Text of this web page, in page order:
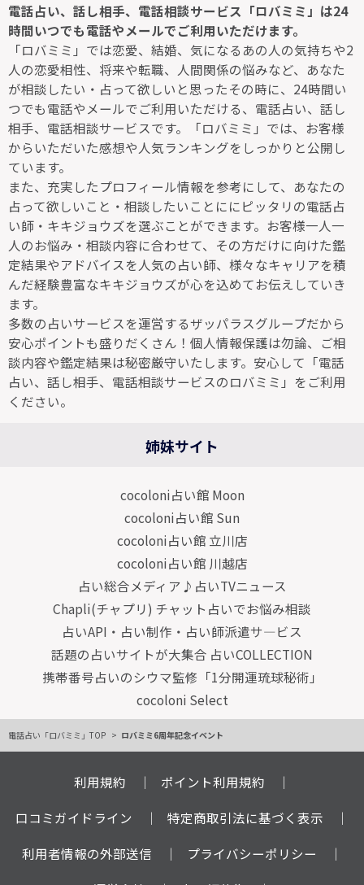
電話占い、話し相手、電話相談サービス「ロバミミ」は24
時間いつでも電話やメールでご利用いただけます。
「ロバミミ」では恋愛、結婚、気になるあの人の気持ちや2
人の恋愛相性、将来や転職、人間関係の悩みなど、あなた
が相談したい・占って欲しいと思ったその時に、24時間い
つでも電話やメールでご利用いただける、電話占い、話し
相手、電話相談サービスです。「ロバミミ」では、お客様
からいただいた感想や人気ランキングをしっかりと公開し
ています。
また、充実したプロフィール情報を参考にして、あなたの
占って欲しいこと・相談したいことににピッタリの電話占
い師・キキジョウズを選ぶことができます。お客様一人一
人のお悩み・相談内容に合わせて、その方だけに向けた鑑
定結果やアドバイスを人気の占い師、様々なキャリアを積
んだ経験豊富なキキジョウズが心を込めてお伝えしていき
ます。
多数の占いサービスを運営するザッパラスグループだから
安心ポイントも盛りだくさん！個人情報保護は勿論、ご相
談内容や鑑定結果は秘密厳守いたします。安心して「電話
占い、話し相手、電話相談サービスのロバミミ」をご利用
ください。
姉妹サイト
cocoloni占い館 Moon
cocoloni占い館 Sun
cocoloni占い館 立川店
cocoloni占い館 川越店
占い総合メディア♪占いTVニュース
Chapli(チャプリ) チャット占いでお悩み相談
占いAPI・占い制作・占い師派遣サ―ビス
話題の占いサイトが大集合 占いCOLLECTION
携帯番号占いのシウマ監修「1分開運琉球秘術」
cocoloni Select
電話占い「ロバミミ」TOP ロバミミ6周年記念イベント
利用規約
ポイント利用規約
口コミガイドライン
特定商取引法に基づく表示
利用者情報の外部送信
プライバシーポリシー